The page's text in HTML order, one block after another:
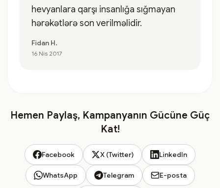
hevyanlara qarşı insanlığa sığmayan
hərəkətlərə son verilməlidir.
Fidan H.
16 Nis 2017
Hemen Paylaş, Kampanyanın Gücüne Güç
Kat!
Facebook X (Twitter) LinkedIn
WhatsApp Telegram E-posta